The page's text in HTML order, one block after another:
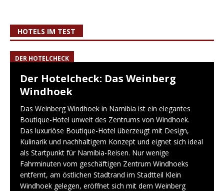
HOTELS IM TEST
DER HOTELCHECK
Der Hotelcheck: Das Weinberg
Windhoek
Das Weinberg Windhoek in Namibia ist ein elegantes
Boutique-Hotel unweit des Zentrums von Windhoek.
Das luxuriöse Boutique-Hotel überzeugt mit Design,
Kulinarik und nachhaltigem Konzept und eignet sich ideal
als Startpunkt für Namibia-Reisen. Nur wenige
Fahrminuten vom geschäftigen Zentrum Windhoeks
entfernt, am östlichen Stadtrand im Stadtteil Klein
Windhoek gelegen, eröffnet sich mit dem Weinberg